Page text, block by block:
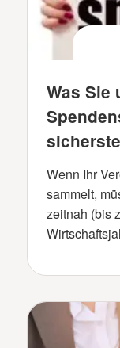
Was Sie
Wenn Ihr
sammelt,
zeitnah (bis